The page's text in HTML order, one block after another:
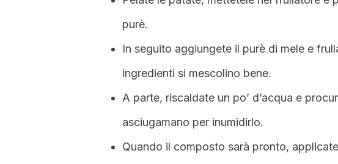
purè.
In seguito aggiungete il purè di mele e
ingredienti si mescolino bene.
A parte, riscaldate un po’ d’acqua e
asciugamano per inumidirlo.
Quando il composto sarà pronto,